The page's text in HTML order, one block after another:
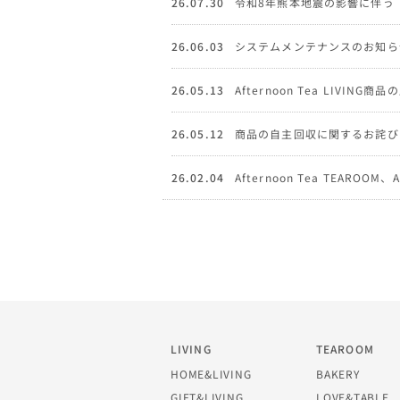
26.06.03 システムメンテナンスのお知ら
26.05.13 Afternoon Tea LIVING商品の
26.05.12 商品の自主回収に関するお詫
26.02.04 Afternoon Tea TEAROOM、
LIVING
HOME&LIVING
GIFT&LIVING
TEAROOM
BAKERY
LOVE&TABLE